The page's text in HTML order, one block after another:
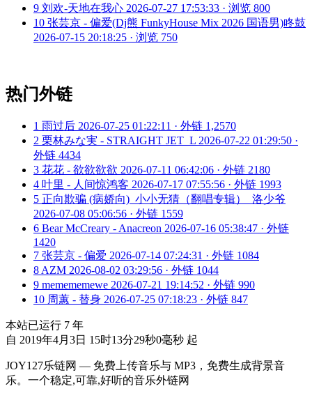
9 刘欢-天地在我心 2026-07-27 17:53:33 · 浏览 800
10 张芸京 - 偏爱(Dj熊 FunkyHouse Mix 2026 国语男)咚鼓
2026-07-15 20:18:25 · 浏览 750
热门外链
1 雨过后 2026-07-25 01:22:11 · 外链 1,2570
2 栗林みな実 - STRAIGHT JET_L 2026-07-22 01:29:50 ·
外链 4434
3 花花 - 欲欲欲欲 2026-07-11 06:42:06 · 外链 2180
4 叶里 - 人间惊鸿客 2026-07-17 07:55:56 · 外链 1993
5 正向欺骗 (病娇向)_小小无猜（翻唱专辑）_洛少爷
2026-07-08 05:06:56 · 外链 1559
6 Bear McCreary - Anacreon 2026-07-16 05:38:47 · 外链
1420
7 张芸京 - 偏爱 2026-07-14 07:24:31 · 外链 1084
8 AZM 2026-08-02 03:29:56 · 外链 1044
9 memememewe 2026-07-21 19:14:52 · 外链 990
10 周蕙 - 替身 2026-07-25 07:18:23 · 外链 847
本站已运行 7 年
自 2019年4月3日 15时13分29秒0毫秒 起
JOY127乐链网 — 免费上传音乐与 MP3，免费生成背景音
乐。一个稳定,可靠,好听的音乐外链网